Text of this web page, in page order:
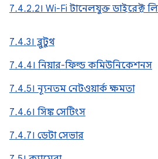
7.4.2.2। Wi-Fi টানেলযুক্ত ডাইরেক্ট
7.4.3। ব্লুটুথ
7.4.4। নিয়ার-ফিল্ড কমিউনিকেশনস
7.4.5। ন্যূনতম নেটওয়ার্ক ক্ষমতা
7.4.6। সিঙ্ক সেটিংস
7.4.7। ডেটা সেভার